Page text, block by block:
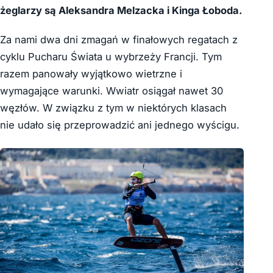
żeglarzy są Aleksandra Melzacka i Kinga Łoboda.
Za nami dwa dni zmagań w finałowych regatach z
cyklu Pucharu Świata u wybrzeży Francji. Tym
razem panowały wyjątkowo wietrzne i
wymagające warunki. Wwiatr osiągał nawet 30
węzłów. W związku z tym w niektórych klasach
nie udało się przeprowadzić ani jednego wyścigu.